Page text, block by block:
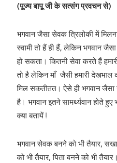
(पूज्य बापू जी के सत्संग प्रवचन से)
भगवान जैसा सेवक त्रिलोकी में
स्वामी तो हैं ही हैं, लेकिन भगवान
हो सकता। कितनी सेवा करते हैं
तो है लेकिन माँ जैसी हमारी देखभाल
मिल सकतीतत। ऐसे ही भगवान
है। भगवान इतने सामर्थ्यवान होते
क्या बतायें !
भगवान सेवक बनने को भी तैयार,
को भी तैयार, पिता बनने को भी